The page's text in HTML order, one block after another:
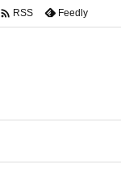
 RSS Feedly